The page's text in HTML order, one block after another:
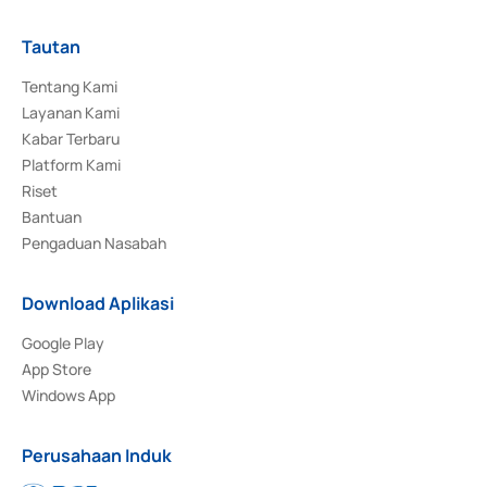
Tautan
Tentang Kami
Layanan Kami
Kabar Terbaru
Platform Kami
Riset
Bantuan
Pengaduan Nasabah
Download Aplikasi
Google Play
App Store
Windows App
Perusahaan Induk